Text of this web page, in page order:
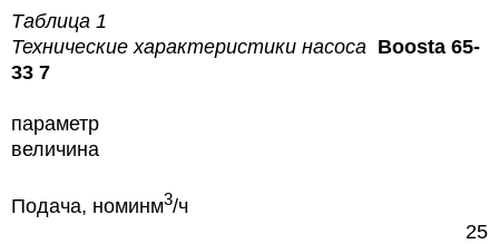
Таблица 1
Технические характеристики насоса Boosta 65-
33 7
параметр
величина
Подача, номинм3/ч
25